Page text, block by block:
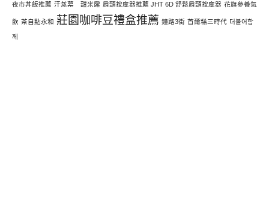
夜市丼飯推薦 汗蒸幕 甜米露 肩頸按摩器推薦 JHT 6D 舒鬆肩頸按摩器 花旗參養氣
飲 茶自點永和 莊園咖啡豆禮盒推薦 鐘路3街 首爾糕三時代 더불어함
께